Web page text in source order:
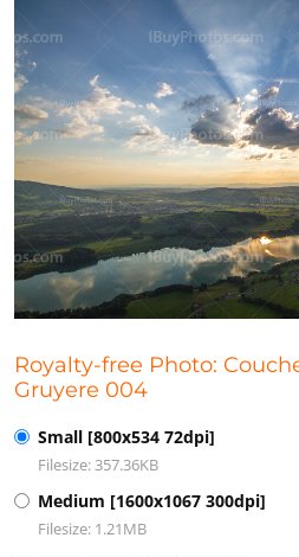
Royalty-free Photo:
Gruyere 004
Small [800x534 72dpi]
Filesize: 357.36KB
Medium [1600x1067 300dpi]
Filesize: 1.21MB